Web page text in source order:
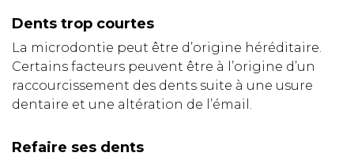
Dents trop courtes
La microdontie peut être d’origine héréditaire.
Certains facteurs peuvent être à l’origine d’un
raccourcissement des dents suite à une usure
dentaire et une altération de l’émail.
Refaire ses dents